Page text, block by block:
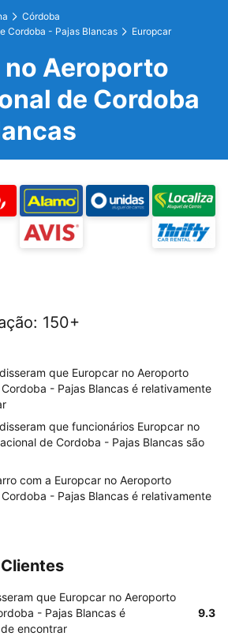
Córdoba
Cordoba - Pajas Blancas
Europcar
no Aeroporto
de Cordoba
: 150+
que Europcar no Aeroporto
- Pajas Blancas é relativamente
que funcionários Europcar no
de Cordoba - Pajas Blancas são
com a Europcar no Aeroporto
- Pajas Blancas é relativamente
que Europcar no Aeroporto
- Pajas Blancas é
encontrar
9.3